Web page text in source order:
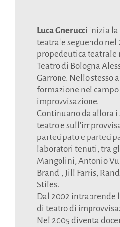
Luca Gnerucci inizia la
teatrale seguendo nel
propedeutica teatrale
Teatro di Bologna
Garrone. Nello stesso
formazione nel
improvvisazione.
Continuano da allora i
teatro e
partecipato e
laboratori tenuti, tra
Mangolini, Antonio
Brandi, Jill Farris,
Stiles.
Dal 2002 intraprende
di teatro di
Nel 2005 diventa